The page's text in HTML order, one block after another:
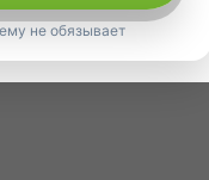
не обязывает